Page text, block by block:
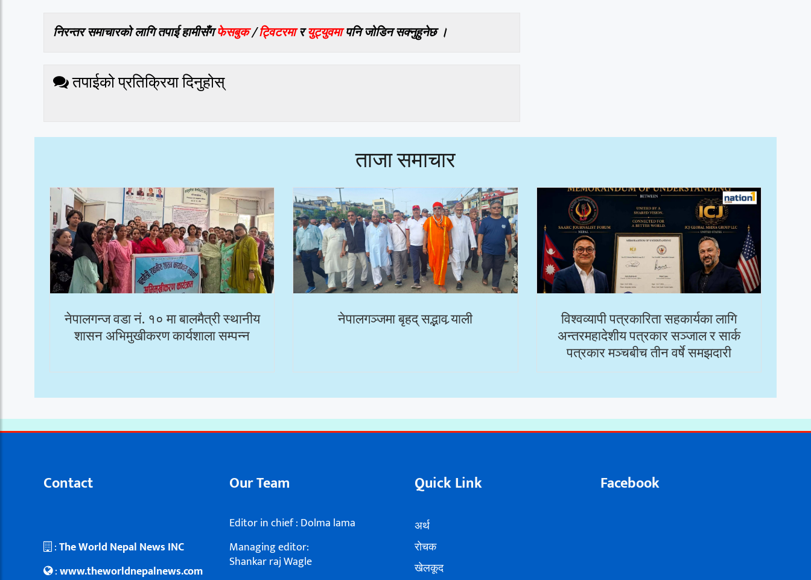
निरन्तर समाचारको लागि तपाई हामीसँगफेसबुक/ट्विटरमारयुट्युवमापनि जोडिन सक्नुहुनेछ ।
तपाईको प्रतिक्रिया दिनुहोस्
ताजा समाचार
नेपालगन्ज वडा नं. १० मा बालमैत्री स्थानीय
शासन अभिमुखीकरण कार्यशाला सम्पन्न
नेपालगञ्जमा बृहद् सद्भाव र्‍याली विश्वव्यापी पत्रकारिता सहकार्यका लागि
अन्तरमहादेशीय पत्रकार सञ्जाल र सार्क
पत्रकार मञ्चबीच तीन वर्षे समझदारी
Contact
:The World Nepal News INC
:www.theworldnepalnews.com
Our Team
Editor in chief : Dolma lama
Managing editor:
Shankar raj Wagle
Quick Link
अर्थ
रोचक
खेलकूद
Facebook